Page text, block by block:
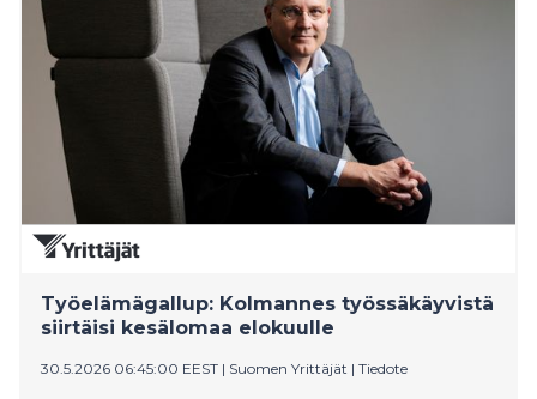
Työelämägallup: Kolmannes työssäkäyvistä
siirtäisi kesälomaa elokuulle
30.5.2026 06:45:00 EEST | Suomen Yrittäjät | Tiedote